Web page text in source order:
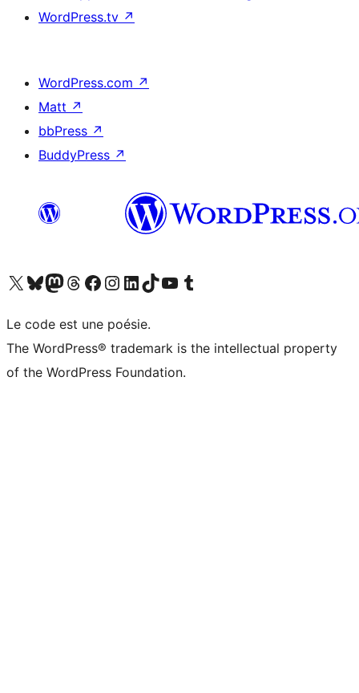
WordPress.tv ↗
WordPress.com ↗
Matt ↗
bbPress ↗
BuddyPress ↗
Visitez notre compte X (précédemment Twitter)
Visiter notre compte Bluesky
Visiter notre compte Mastodon
Visiter notre compte Threads
Consulter notre compte Facebook
Consulter notre compte Instagram
Consulter notre compte LinkedIn
Visiter notre compte TokTok
Visiter notre chaîne YouTube
Visiter notre compte Tumblr
Le code est une poésie.
The WordPress® trademark is the intellectual property
of the WordPress Foundation.